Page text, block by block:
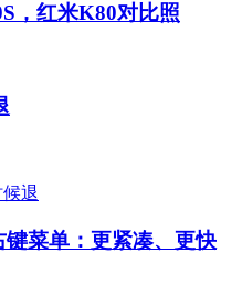
，红米K80对比照
菜单：更紧凑、更快